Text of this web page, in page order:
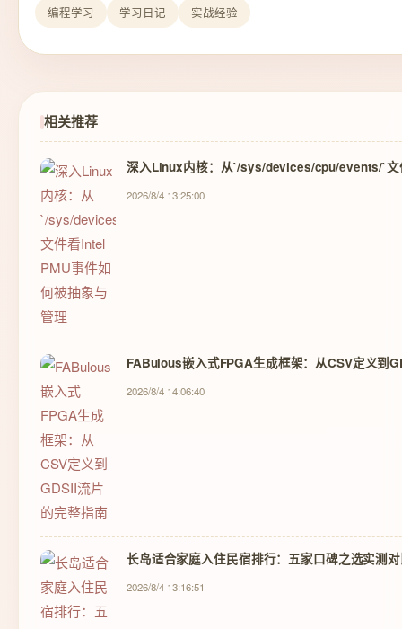
编程学习 学习日记 实战经验
相关推荐
深入Linux内核：从`/sys/devices/cpu/events/`文
2026/8/4 13:25:00
FABulous嵌入式FPGA生成框架：从CSV定义到
2026/8/4 14:06:40
长岛适合家庭入住民宿排行：五家口碑之选实测
2026/8/4 13:16:51